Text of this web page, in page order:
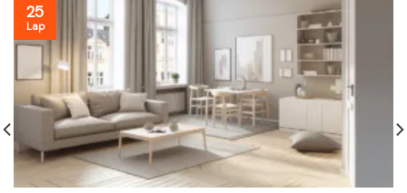
25
Lap